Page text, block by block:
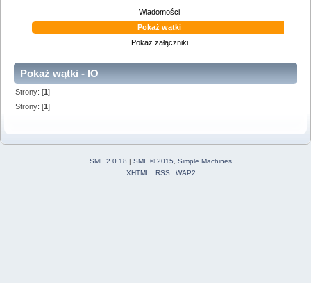
Wiadomości
Pokaż wątki
Pokaż załączniki
Pokaż wątki - IO
Strony: [1]
Strony: [1]
SMF 2.0.18 | SMF © 2015
Simple Machines
XHTML
RSS WAP2